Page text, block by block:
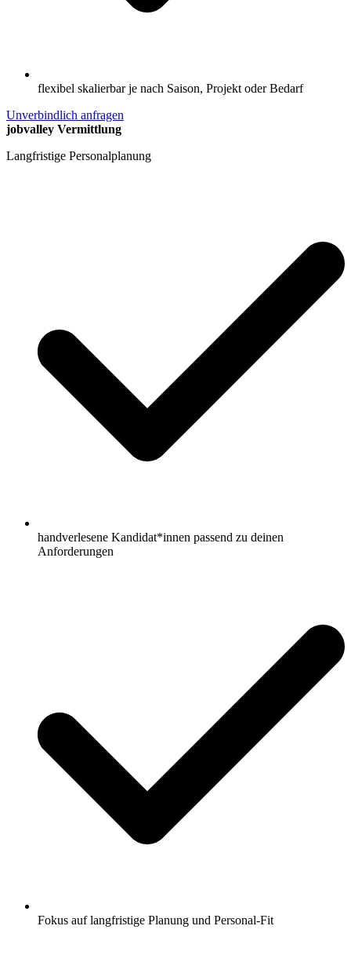
flexibel skalierbar je nach Saison, Projekt oder Bedarf
Unverbindlich anfragen
jobvalley Vermittlung
Langfristige Personalplanung
handverlesene Kandidat*innen passend zu deinen
Anforderungen
Fokus auf langfristige Planung und Personal-Fit